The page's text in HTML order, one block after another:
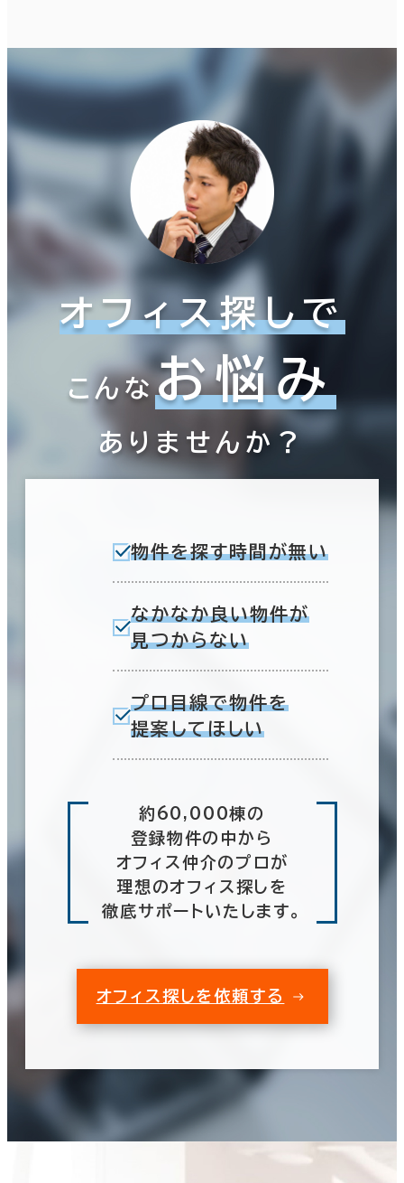
オフィス探しで
こんなお悩み
ありませんか？
物件を探す時間が無い
なかなか良い物件が
見つからない
プロ目線で物件を
提案してほしい
約60,000棟の
登録物件の中から
オフィス仲介のプロが
理想のオフィス探しを
徹底サポートいたします。
オフィス探しを依頼する